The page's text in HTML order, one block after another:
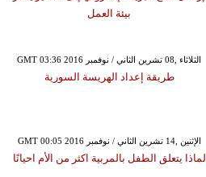
بيئة العمل
GMT 03:36 2016 الثلاثاء ,08 تشرين الثاني / نوفمبر
طريقة إعداد الهريسة السورية
GMT 00:05 2016 الإثنين ,14 تشرين الثاني / نوفمبر
لماذا يتعلق الطفل بالمربية اكثر من الأم احيانًا